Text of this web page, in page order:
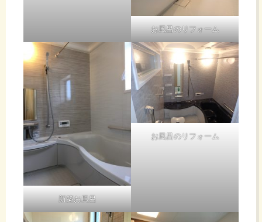
お風呂のリフォーム
新築お風呂
お風呂のリフォーム